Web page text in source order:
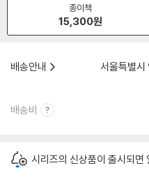
종이책
15,300원
배송안내
서울특별시
배송비
시리즈의 신상품이 출시되면